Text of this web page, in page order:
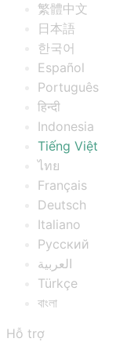
繁體中文
日本語
한국어
Español
Português
हिन्दी
Indonesia
Tiếng Việt
ไทย
Français
Deutsch
Italiano
Русский
العربية
Türkçe
বাংলা
Hỗ trợ